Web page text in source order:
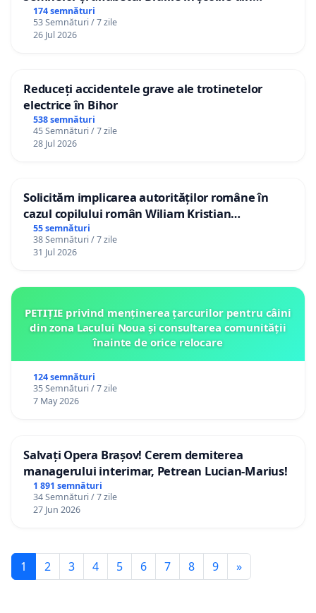
Republica Moldova!
174 semnături
53 Semnături / 7 zile
26 Jul 2026
Reduceți accidentele grave ale trotinetelor
electrice în Bihor
538 semnături
45 Semnături / 7 zile
28 Jul 2026
Solicităm implicarea autorităților române în
cazul copilului român Wiliam Kristian
Gheorghe, aflat în plasament în Danemarca de
12 ani
55 semnături
38 Semnături / 7 zile
31 Jul 2026
PETIȚIE privind menținerea țarcurilor pentru câini
din zona Lacului Noua și consultarea comunității
înainte de orice relocare
124 semnături
35 Semnături / 7 zile
7 May 2026
Salvați Opera Brașov! Cerem demiterea
managerului interimar, Petrean Lucian-Marius!
1 891 semnături
34 Semnături / 7 zile
27 Jun 2026
1 2 3 4 5 6 7 8 9 »